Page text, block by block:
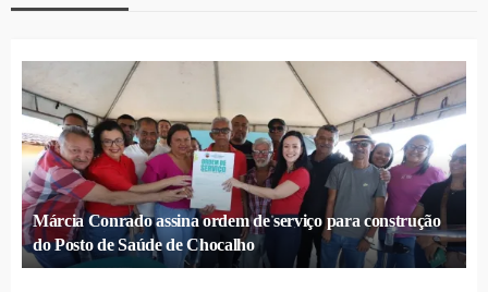
Márcia Conrado assina ordem de serviço para construção
do Posto de Saúde de Chocalho